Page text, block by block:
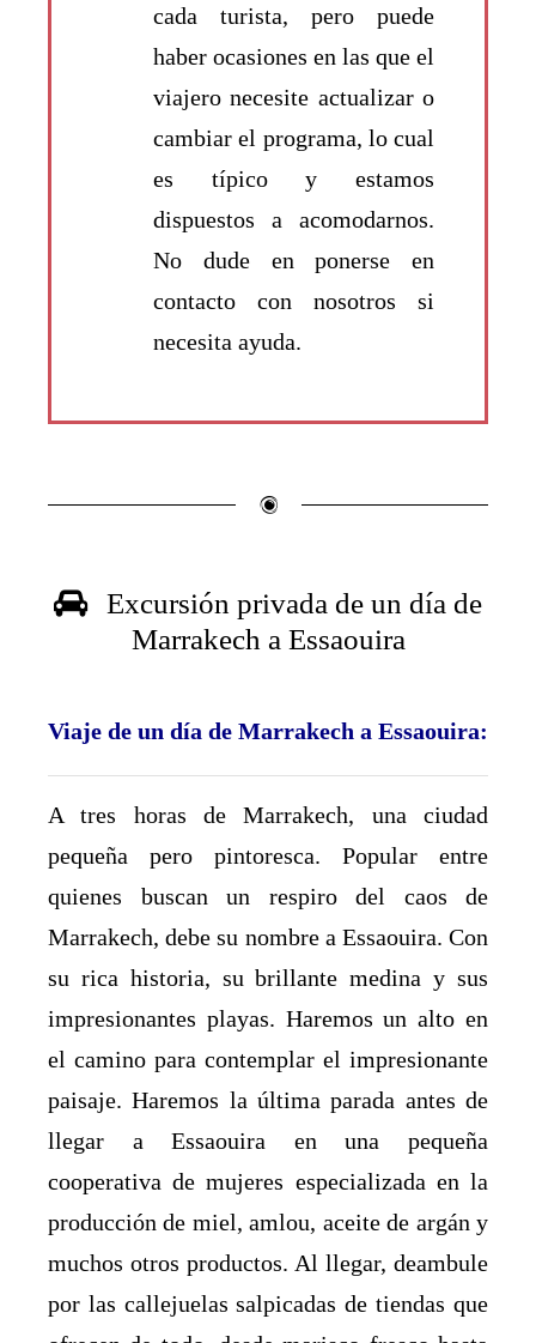
cada turista, pero puede
haber ocasiones en las que el
viajero necesite actualizar o
cambiar el programa, lo cual
es típico y estamos
dispuestos a acomodarnos.
No dude en ponerse en
contacto con nosotros si
necesita ayuda.
Excursión privada de un día de
Marrakech a Essaouira
Viaje de un día de Marrakech a Essaouira:
A tres horas de Marrakech, una ciudad
pequeña pero pintoresca. Popular entre
quienes buscan un respiro del caos de
Marrakech, debe su nombre a Essaouira. Con
su rica historia, su brillante medina y sus
impresionantes playas. Haremos un alto en
el camino para contemplar el impresionante
paisaje. Haremos la última parada antes de
llegar a Essaouira en una pequeña
cooperativa de mujeres especializada en la
producción de miel, amlou, aceite de argán y
muchos otros productos. Al llegar, deambule
por las callejuelas salpicadas de tiendas que